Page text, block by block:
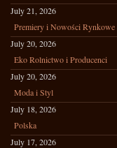
July 21, 2026
Premiery i Nowości Rynkowe
July 20, 2026
Eko Rolnictwo i Producenci
July 20, 2026
Moda i Styl
July 18, 2026
Polska
July 17, 2026